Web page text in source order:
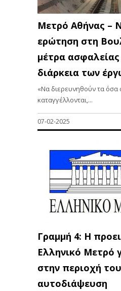
Μετρό Αθήνας –
ερώτηση στη
μέτρα
διάρκεια των
«Nα διερευνηθούν τα
καταγγέλλονται,...
07-02-2025
Γραμμή 4: Η
Ελληνικό Μετρό
στην περιοχή
αυτοδιάψευση